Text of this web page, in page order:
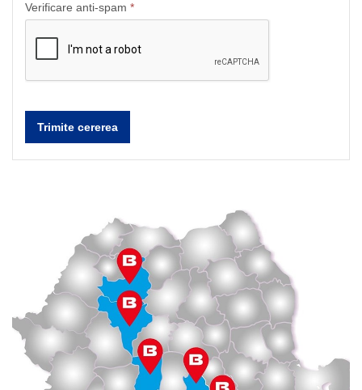
Verificare anti-spam *
Trimite cererea